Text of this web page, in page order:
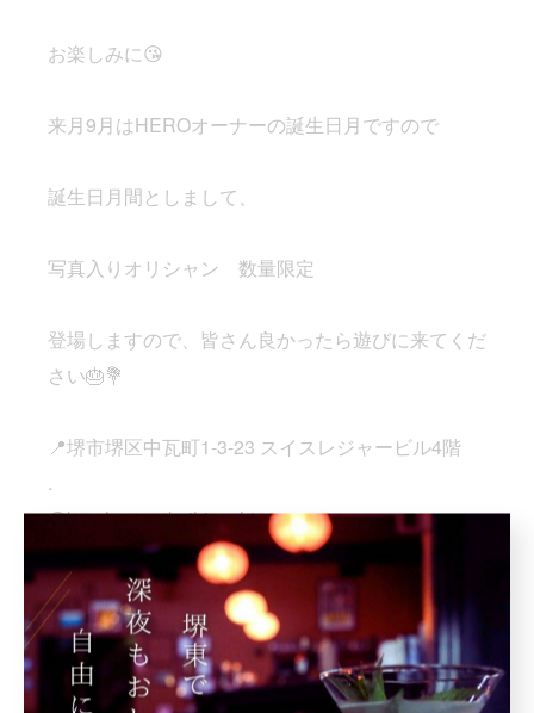
お楽しみに😘
来月9月はHEROオーナーの誕生日月ですので
誕生日月間としまして、
写真入りオリシャン 数量限定
登場しますので、皆さん良かったら遊びに来てくだ
さい🎂💐
📍堺市堺区中瓦町1-3-23 スイスレジャービル4階
.
@bar_hero.sakaihigashi
.
#南海堺東駅#堺東駅#堺東#barhero
#堺東バー#堺東飲み#ガシ飲み
#堺東好きな人と繋がりたい#堺から世界へ
#BARHERO